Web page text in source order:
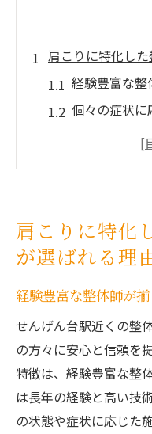
肩こりに特化し
経験豊富な整
個々の症状
良さ
アフターケア
日常から肩こりを
日常生活で
提案
肩こりを防
ストレスと
リラクゼー
肩こりに特化
が選ばれる理
経験豊富な整体師が
せんげん台駅近くの整
の方々に安心と信頼を
特徴は、経験豊富な整
は長年の経験と高い技
の状態や症状に応じた